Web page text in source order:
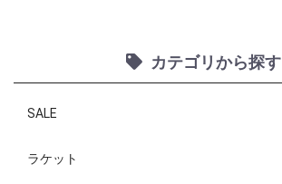
カテゴリから探す
SALE
ラケット